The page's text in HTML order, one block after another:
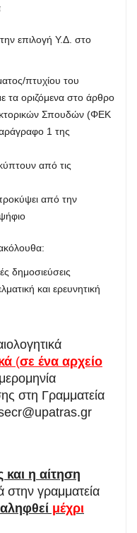
επιλογή Υ.Δ. στο
πτυχίου του
οριζόμενα στο άρθρο
Σπουδών (ΦΕΚ
1 της
από τις
από την
δημοσιεύσεις
και ερευνητική
(σε ένα αρχείο
στη Γραμματεία
η αίτηση
στην γραμματεία
μέχρι